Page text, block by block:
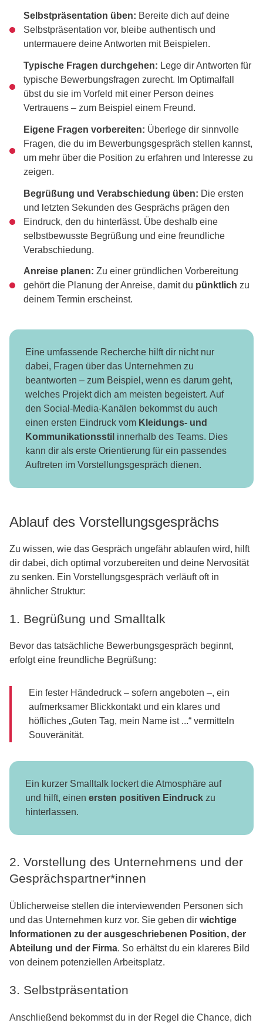
Selbstpräsentation üben: Bereite dich auf deine
Selbstpräsentation vor, bleibe authentisch und
untermauere deine Antworten mit Beispielen.
Typische Fragen durchgehen: Lege dir Antworten für
typische Bewerbungsfragen zurecht. Im Optimalfall
übst du sie im Vorfeld mit einer Person deines
Vertrauens – zum Beispiel einem Freund.
Eigene Fragen vorbereiten: Überlege dir sinnvolle
Fragen, die du im Bewerbungsgespräch stellen kannst,
um mehr über die Position zu erfahren und Interesse zu
zeigen.
Begrüßung und Verabschiedung üben: Die ersten
und letzten Sekunden des Gesprächs prägen den
Eindruck, den du hinterlässt. Übe deshalb eine
selbstbewusste Begrüßung und eine freundliche
Verabschiedung.
Anreise planen: Zu einer gründlichen Vorbereitung
gehört die Planung der Anreise, damit du pünktlich zu
deinem Termin erscheinst.
Eine umfassende Recherche hilft dir nicht nur
dabei, Fragen über das Unternehmen zu
beantworten – zum Beispiel, wenn es darum geht,
welches Projekt dich am meisten begeistert. Auf
den Social-Media-Kanälen bekommst du auch
einen ersten Eindruck vom Kleidungs- und
Kommunikationsstil innerhalb des Teams. Dies
kann dir als erste Orientierung für ein passendes
Auftreten im Vorstellungsgespräch dienen.
Ablauf des Vorstellungsgesprächs
Zu wissen, wie das Gespräch ungefähr ablaufen wird, hilft
dir dabei, dich optimal vorzubereiten und deine Nervosität
zu senken. Ein Vorstellungsgespräch verläuft oft in
ähnlicher Struktur:
1. Begrüßung und Smalltalk
Bevor das tatsächliche Bewerbungsgespräch beginnt,
erfolgt eine freundliche Begrüßung:
Ein fester Händedruck – sofern angeboten –, ein
aufmerksamer Blickkontakt und ein klares und
höfliches „Guten Tag, mein Name ist ...“ vermitteln
Souveränität.
Ein kurzer Smalltalk lockert die Atmosphäre auf
und hilft, einen ersten positiven Eindruck zu
hinterlassen.
2. Vorstellung des Unternehmens und der
Gesprächspartner*innen
Üblicherweise stellen die interviewenden Personen sich
und das Unternehmen kurz vor. Sie geben dir wichtige
Informationen zu der ausgeschriebenen Position, der
Abteilung und der Firma. So erhältst du ein klareres Bild
von deinem potenziellen Arbeitsplatz.
3. Selbstpräsentation
Anschließend bekommst du in der Regel die Chance, dich